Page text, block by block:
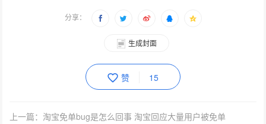
分享：
生成封面
赞 15
上一篇：淘宝免单bug是怎么回事 淘宝回应大量用户被免单